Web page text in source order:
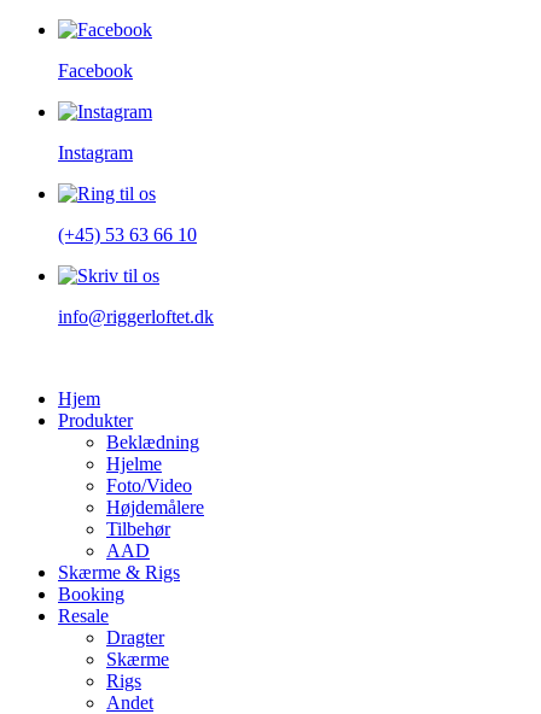
Facebook
Instagram
(+45) 53 63 66 10
info@riggerloftet.dk
Hjem
Produkter
Beklædning
Hjelme
Foto/Video
Højdemålere
Tilbehør
AAD
Skærme & Rigs
Booking
Resale
Dragter
Skærme
Rigs
Andet